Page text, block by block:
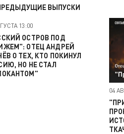
ВЫПУСКИ
13:00
ОСТРОВ ПОД
ОТЕЦ АНДРЕЙ
О ТЕХ, КТО ПОКИНУЛ
НО НЕ СТАЛ
04